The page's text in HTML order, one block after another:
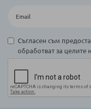
Съгласен съм
обработват за целите